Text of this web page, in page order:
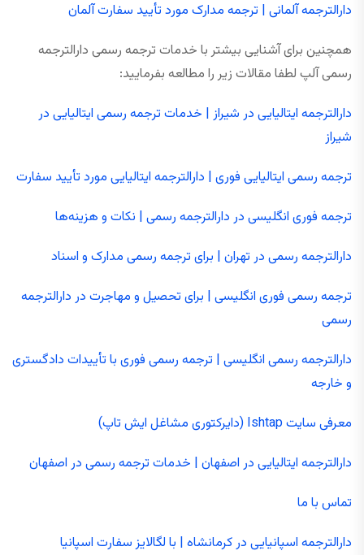
دارالترجمه آلمانی | ترجمه مدارک مورد تأیید سفارت آلمان
همچنین برای آشنایی بیشتر با خدمات ترجمه رسمی دارالترجمه
رسمی آلپ لطفا مقالات زیر را مطالعه بفرمایید:
دارالترجمه ایتالیایی در شیراز | خدمات ترجمه رسمی ایتالیایی در
شیراز
ترجمه رسمی ایتالیایی فوری | دارالترجمه ایتالیایی مورد تأیید سفارت
ترجمه فوری انگلیسی در دارالترجمه رسمی | نکات و هزینه‌ها
دارالترجمه رسمی در تهران | برای ترجمه رسمی مدارک و اسناد
ترجمه رسمی فوری انگلیسی | برای تحصیل و مهاجرت در دارالترجمه
رسمی
دارالترجمه رسمی انگلیسی | ترجمه رسمی فوری با تأییدات دادگستری
و خارجه
معرفی سایت Ishtap (دایرکتوری مشاغل ایش تاپ)
دارالترجمه ایتالیایی در اصفهان | خدمات ترجمه رسمی در اصفهان
تماس با ما
دارالترجمه اسپانیایی در کرمانشاه | با لگالایز سفارت اسپانیا